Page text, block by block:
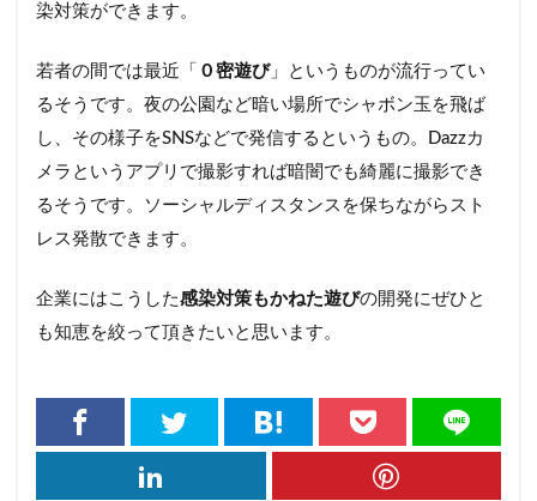
染対策ができます。
若者の間では最近「 ０密遊び」というものが流行ってい
るそうです。夜の公園など暗い場所でシャボン玉を飛ば
し、その様子をSNSなどで発信するというもの。Dazzカ
メラというアプリで撮影すれば暗闇でも綺麗に撮影でき
るそうです。ソーシャルディスタンスを保ちながらスト
レス発散できます。
企業にはこうした感染対策もかねた遊びの開発にぜひと
も知恵を絞って頂きたいと思います。